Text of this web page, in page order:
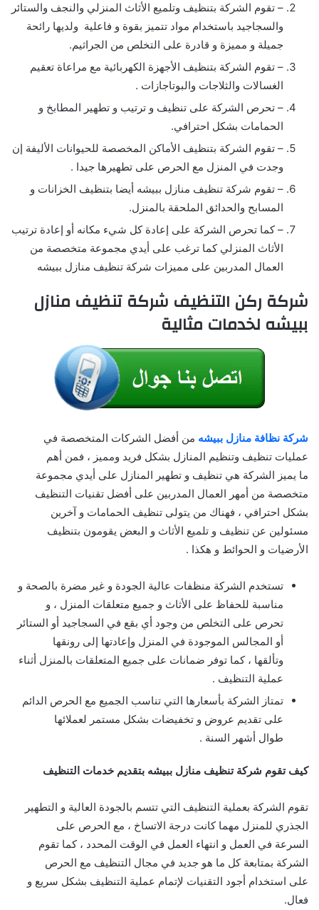
– تقوم الشركة بتنظيف وتلميع الأثاث المنزلي والنجف والستائر
والسجاجيد باستخدام مواد تتميز بقوة و فاعلية ولديها رائحة
جميلة و مميزة و قادرة على التخلص من الجراثيم.
– تقوم الشركة بتنظيف الأجهزة الكهربائية مع مراعاة تعقيم
الغسالات والثلاجات والبوتاجازات .
– تحرص الشركة على تنظيف و ترتيب و تطهير المطابخ و
الحمامات بشكل احترافي.
– تقوم الشركة بتنظيف الأماكن المخصصة للحيوانات الأليفة إن
وجدت في المنزل مع الحرص على تطهيرها جيدا .
– تقوم شركة تنظيف منازل ببيشه أيضا بتنظيف الخزانات و
المسابح والحدائق الملحقة بالمنزل.
– كما تحرص الشركة على إعادة كل شيء مكانه أو إعادة ترتيب
الأثاث المنزلي كما ترغب على أيدي مجموعة متخصصة من
العمال المدربين على مميزات شركة تنظيف منازل ببيشه
شركة ركن التنظيف شركة تنظيف منازل
ببيشه لخدمات مثالية
شركة نظافة منازل ببيشه من أفضل الشركات المتخصصة في
عمليات تنظيف وتنظيم المنازل بشكل فريد ومميز ، فمن أهم
ما يميز الشركة هي تنظيف و تطهير المنازل على أيدي مجموعة
متخصصة من أمهر العمال المدربين على أفضل تقنيات التنظيف
بشكل احترافي ، فهناك من يتولى تنظيف الحمامات و آخرين
مسئولين عن تنظيف و تلميع الأثاث و البعض يقومون بتنظيف
الأرضيات و الحوائط و هكذا .
تستخدم الشركة منظفات عالية الجودة و غير مضرة بالصحة و
مناسبة للحفاظ على الأثاث و جميع متعلقات المنزل ، و
تحرص على التخلص من وجود أي بقع في السجاجيد أو الستائر
أو المجالس الموجودة في المنزل وإعادتها إلى رونقها
وتألقها ، كما توفر ضمانات على جميع المتعلقات بالمنزل أثناء
عملية التنظيف .
تمتاز الشركة بأسعارها التي تناسب الجميع مع الحرص الدائم
على تقديم عروض و تخفيضات بشكل مستمر لعملائها
طوال أشهر السنة .
كيف تقوم شركة تنظيف منازل ببيشه بتقديم خدمات التنظيف
تقوم الشركة بعملية التنظيف التي تتسم بالجودة العالية و التطهير
الجذري للمنزل مهما كانت درجة الاتساخ ، مع الحرص على
السرعة في العمل و انتهاء العمل في الوقت المحدد ، كما تقوم
الشركة بمتابعة كل ما هو جديد في مجال التنظيف مع الحرص
على استخدام أجود التقنيات لإتمام عملية التنظيف بشكل سريع و
فعال.